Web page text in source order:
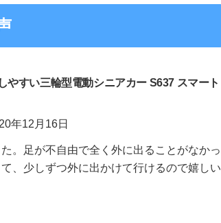
やすい三輪型電動シニアカー S637 スマート
年12月16日
。足が不自由で全く外に出ることがなかっ
、少しずつ外に出かけて行けるので嬉しい